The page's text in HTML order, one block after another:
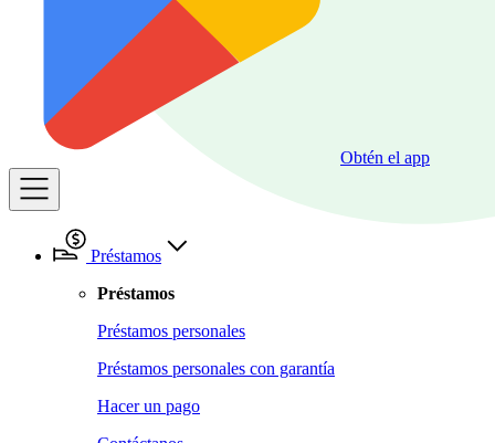
Obtén el app
Préstamos
Préstamos
Préstamos personales
Préstamos personales con garantía
Hacer un pago